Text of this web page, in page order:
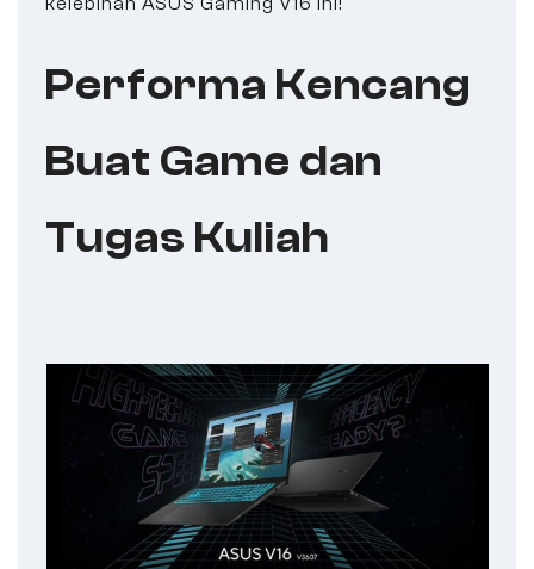
Performa Kencang
Buat Game dan
Tugas Kuliah